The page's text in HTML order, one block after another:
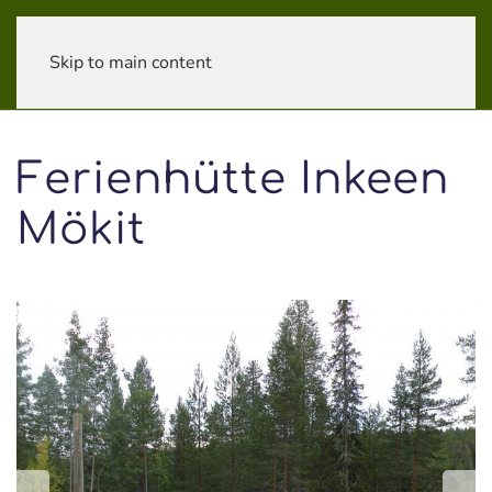
Skip to main content
Ferienhütte Inkeen
Mökit